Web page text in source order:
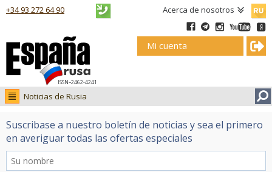
Acerca de nosotros
ISSN–2462-4241
+34 93 272 64 90
Mi cuenta
Noticias de Rusia
Noticias de Rusia
Fotos
Suscribase a nuestro boletín de noticias y sea el primero
en averiguar todas las ofertas especiales